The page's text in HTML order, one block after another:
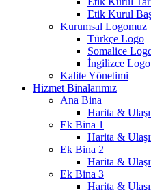
Etik Kurul
Kurumsal Logomuz
Türkçe Logo
Somalice
İngilizce Logo
Kalite Yönetimi
Hizmet Binalarımız
Ana Bina
Harita &
Ek Bina 1
Harita &
Ek Bina 2
Harita &
Ek Bina 3
Harita &